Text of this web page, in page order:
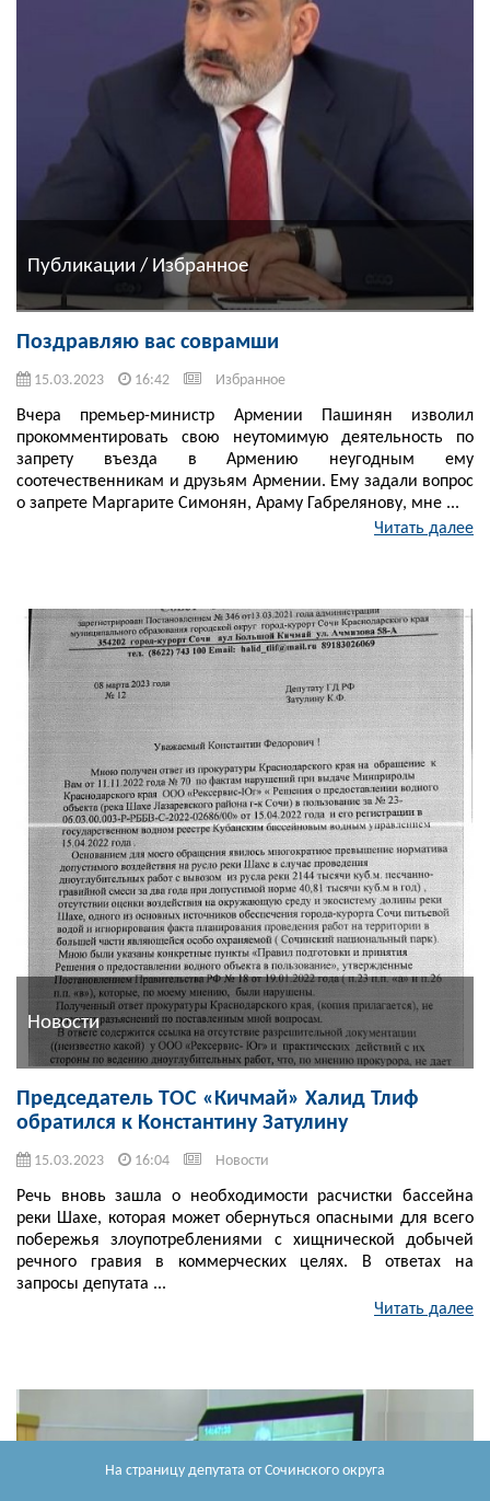
На страницу депутата от Сочинского округа
Публикации / Избранное
Поздравляю вас соврамши
15.03.2023 16:42 Избранное
Вчера премьер-министр Армении Пашинян изволил
прокомментировать свою неутомимую деятельность по
запрету въезда в Армению неугодным ему
соотечественникам и друзьям Армении. Ему задали вопрос
о запрете Маргарите Симонян, Араму Габрелянову, мне ...
Читать далее
Новости
Председатель ТОС «Кичмай» Халид Тлиф
обратился к Константину Затулину
15.03.2023 16:04 Новости
Речь вновь зашла о необходимости расчистки бассейна
реки Шахе, которая может обернуться опасными для всего
побережья злоупотреблениями с хищнической добычей
речного гравия в коммерческих целях. В ответах на
запросы депутата ...
Читать далее